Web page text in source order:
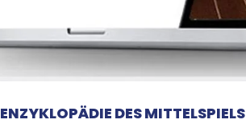
ENZYKLOPÄDIE DES MITTELSPIELS